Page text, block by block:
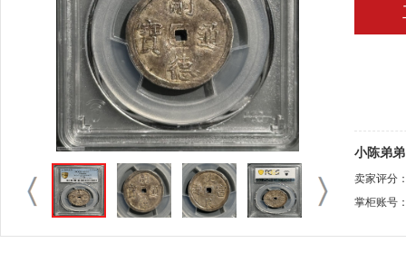
小陈弟弟
卖家评分
掌柜账号